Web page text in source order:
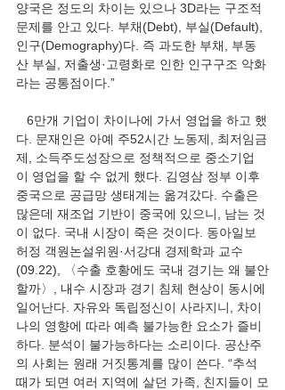
양국은 정도의 차이는 있으나 3D라는 구조적
문제를 안고 있다. 부채(Debt), 부실(Default),
인구(Demography)다. 즉 과도한 부채, 부동
산 부실, 저출생·고령화로 인한 인구구조 악화
라는 공통점이다.”
6만개 기업이 차이나에 가서 영업을 하고 했
다. 문재인은 아예 주52시간 노동제, 최저임금
제, 소득주도성장으로 정책적으로 중소기업
이 영업을 할 수 없게 했다. 김영삼 정부 이후
중국으로 공급망 생태계는 옮겨갔다. 수출은
많은데 재조업 기반이 중국에 있으니, 남는 것
이 없다. 국내 시장이 죽은 것이다. 동아일보
허정 객원논설위원·서강대 경제학과 교수
(09.22), 〈수출 호황에도 국내 경기는 왜 불안
할까〉, 내수 시장과 경기 침체 현상이 동시에
일어난다. 자유와 독립정신이 사라지니, 차이
나의 영향에 따라 예측 불가능한 요소가 즐비
하다. 분석이 불가능하다는 소리이다. 공산주
의 사회는 원래 거짓통계를 많이 쓴다. “추석
때가 되면 여러 지역에 살던 가족, 친지들이 모